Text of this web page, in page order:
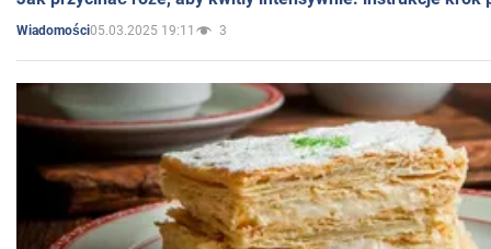
Wiadomości05.03.2025 19:11 3